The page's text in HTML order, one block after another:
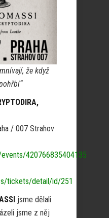
že když
/ 007 Strahov
420766835404135
tickets/detail/id/251
jsme dělali
jsme z něj